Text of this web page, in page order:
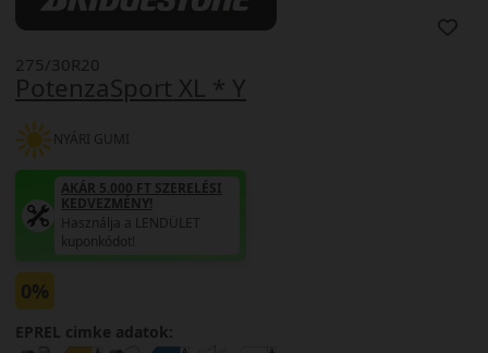
PotenzaSport XL * Y
275/30R20
NYÁRI GUMI
AKÁR 5.000 FT SZERELÉSI
KEDVEZMÉNY!
Használja a LENDÜLET
kuponkódot!
0%
EPREL cimke adatok: